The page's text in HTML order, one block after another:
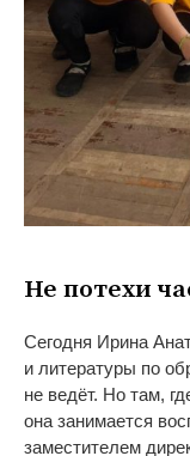
Не потехи
Сегодня Ирина
и литературы по
не ведёт. Но там,
она занимается
заместителем